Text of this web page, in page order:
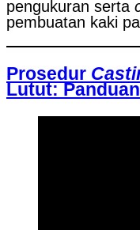
pengukuran serta
pembuatan kaki
Prosedur
Lutut: